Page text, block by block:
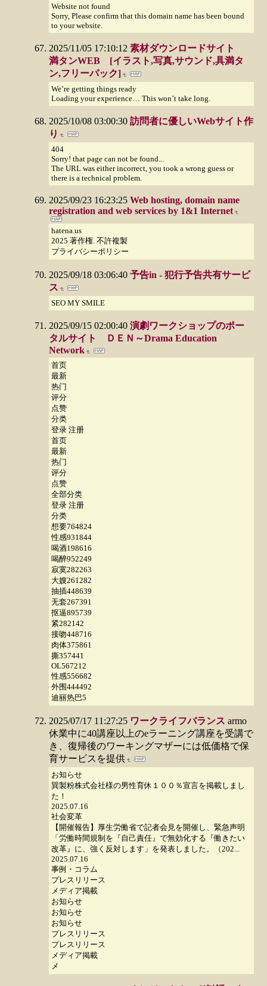
Website not found
Sorry, Please confirm that this domain name has been bound
to your website.
2025/11/05 17:10:12 素材ダウンロードサイト
満タンWEB [イラスト,写真,サウンド,具満タ
ン,フリーパック]
We’re getting things ready
Loading your experience… This won’t take long.
2025/10/08 03:00:30 訪問者に優しいWebサイト作
り
404
Sorry! that page can not be found...
The URL was either incorrect, you took a wrong guess or
there is a technical problem.
2025/09/23 16:23:25 Web hosting, domain name
registration and web services by 1&1 Internet
hatena.us
2025 著作権. 不許複製
プライバシーポリシー
2025/09/18 03:06:40 予告in - 犯行予告共有サービ
ス
SEO MY SMILE
2025/09/15 02:00:40 演劇ワークショップのポー
タルサイト ＤＥＮ～Drama Education
Network
首页
最新
热门
评分
点赞
分类
登录 注册
首页
最新
热门
评分
点赞
全部分类
登录 注册
分类
想要764824
性感931844
喝酒198616
喝醉952249
寂寞282263
大嫂261282
抽插448639
无套267391
抠逼895739
紧282142
接吻448716
肉体375861
撕357441
OL567212
性感556682
外围444492
迪丽热巴5
2025/07/17 11:27:25 ワークライフバランス armo
休業中に40講座以上のeラーニング講座を受講で
き、復帰後のワーキングマザーには低価格で保
育サービスを提供
お知らせ
巽製粉株式会社様の男性育休１００％宣言を掲載しまし
た！
2025.07.16
社会変革
【開催報告】厚生労働省で記者会見を開催し、緊急声明
「労働時間規制を『自己責任』で無効化する『働きたい
改革』に、強く反対します」を発表しました。（202...
2025.07.16
事例・コラム
プレスリリース
メディア掲載
お知らせ
お知らせ
お知らせ
プレスリリース
プレスリリース
メディア掲載
メ